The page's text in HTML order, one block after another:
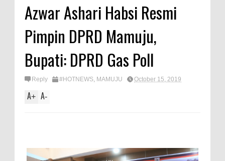
Azwar Ashari Habsi Resmi
Pimpin DPRD Mamuju,
Bupati: DPRD Gas Poll
Reply #HOTNEWS, MAMUJU October 15, 2019
A+ A-